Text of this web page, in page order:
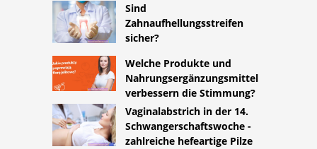
Sind
Zahnaufhellungsstreifen
sicher?
Welche Produkte und
Nahrungsergänzungsmittel
verbessern die Stimmung?
Vaginalabstrich in der 14.
Schwangerschaftswoche -
zahlreiche hefeartige Pilze